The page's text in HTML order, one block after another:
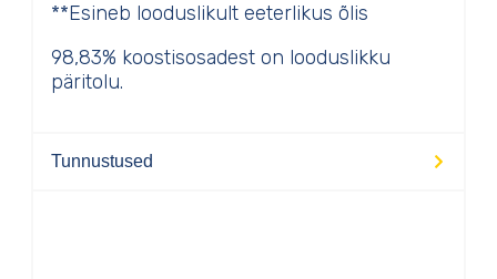
**Esineb looduslikult eeterlikus õlis
98,83% koostisosadest on looduslikku
päritolu.
Tunnustused